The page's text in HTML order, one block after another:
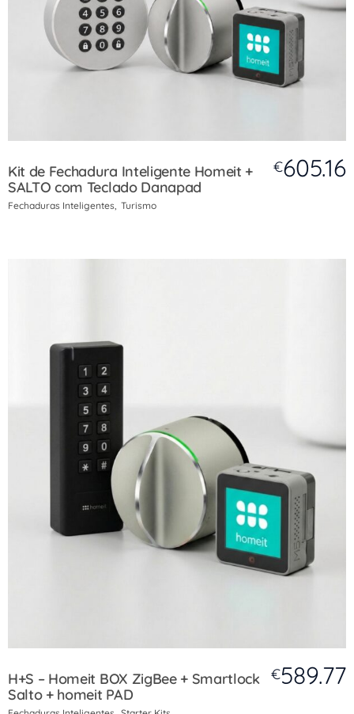
Kit de Fechadura Inteligente Homeit +
SALTO com Teclado Danapad
€605.16
Fechaduras Inteligentes Turismo
H+S – Homeit BOX ZigBee + Smartlock
Salto + homeit PAD
€589.77